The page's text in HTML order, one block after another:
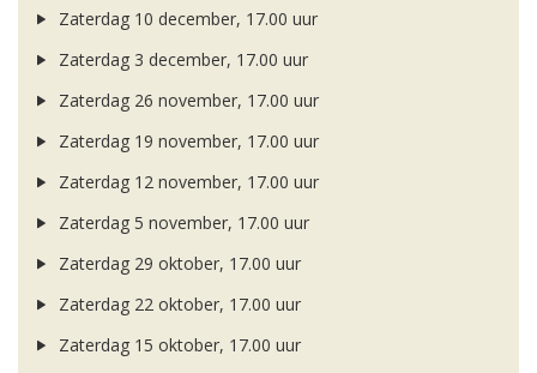
Zaterdag 10 december, 17.00 uur
Zaterdag 3 december, 17.00 uur
Zaterdag 26 november, 17.00 uur
Zaterdag 19 november, 17.00 uur
Zaterdag 12 november, 17.00 uur
Zaterdag 5 november, 17.00 uur
Zaterdag 29 oktober, 17.00 uur
Zaterdag 22 oktober, 17.00 uur
Zaterdag 15 oktober, 17.00 uur